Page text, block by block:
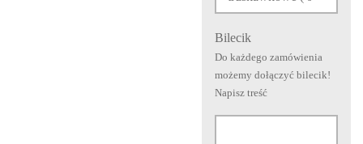
Bilecik
Do każdego zamówienia
możemy dołączyć bilecik!
Napisz treść